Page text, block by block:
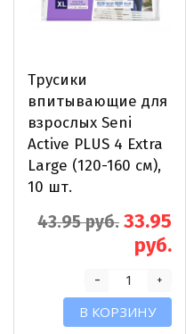
Трусики
впитывающие для
взрослых Seni
Active PLUS 4 Extra
Large (120-160 см),
10 шт.
43.95 руб. 33.95
руб.
+
-
В КОРЗИНУ